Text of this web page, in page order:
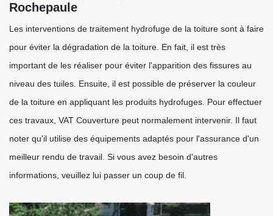
Rochepaule
Les interventions de traitement hydrofuge de la toiture sont à faire
pour éviter la dégradation de la toiture. En fait, il est très
important de les réaliser pour éviter l'apparition des fissures au
niveau des tuiles. Ensuite, il est possible de préserver la couleur
de la toiture en appliquant les produits hydrofuges. Pour effectuer
ces travaux, VAT Couverture peut normalement intervenir. Il faut
noter qu'il utilise des équipements adaptés pour l'assurance d'un
meilleur rendu de travail. Si vous avez besoin d'autres
informations, veuillez lui passer un coup de fil.